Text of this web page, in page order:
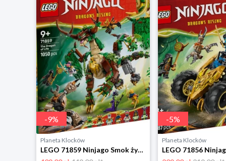
-9%
Planeta Klocków
LEGO 71859 Ninjago Smok życia Lego
-5%
Planeta Klocków